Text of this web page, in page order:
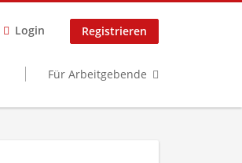
Login Registrieren
Für Arbeitgebende